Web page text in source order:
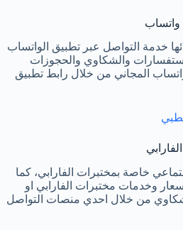
واتساب
خدمة التواصل عبر تطبيق الواتساب
والشكاوي والحجوزات
المجاني من خلال رابط تطبيق
خاصة بمختبرات الفارابي، كما
وخدمات مختبرات الفارابي او
من خلال احدي منصات التواصل